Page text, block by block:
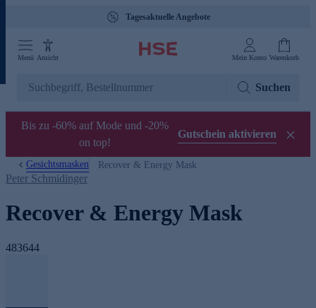
Gebührenfreie Hotline 0800 29 888 88
Tagesaktuelle Angebote
Menü Ansicht Mein Konto Warenkorb
Suchen
Bis zu -60% auf Mode und -20%
on top!
Gutschein aktivieren
Gesichtsmasken Recover & Energy Mask
Peter Schmidinger
Recover & Energy Mask
483644